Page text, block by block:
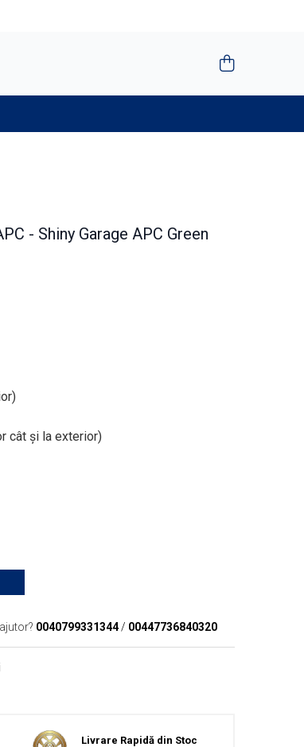
- Shiny Garage APC Green
cât și la exterior)
0040799331344 / 00447736840320
Livrare Rapidă din Stoc